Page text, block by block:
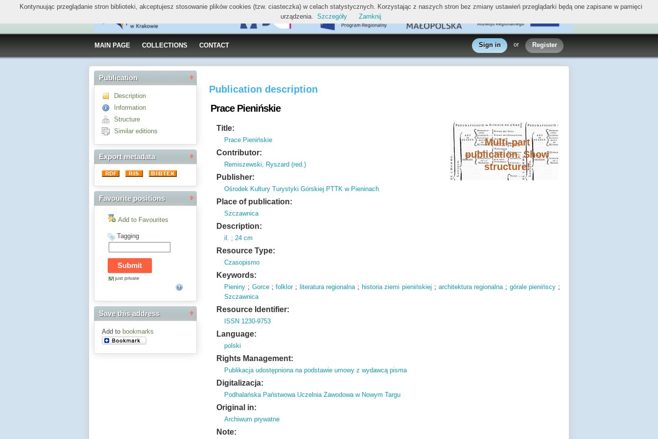
MAIN PAGE COLLECTIONS CONTACT Sign in or Register
Publication
Description
Information
Structure
Similar editions
Export metadata
Favourite positions
Add to Favourites
Tagging
just private
Save this address
Add to bookmarks
Publication description
Prace Pienińskie
Multi-part
publication. Show
structure!
Title:
Prace Pienińskie
Contributor:
Remiszewski, Ryszard (red.)
Publisher:
Ośrodek Kultury Turystyki Górskiej PTTK w Pieninach
Place of publication:
Szczawnica
Description:
il. ; 24 cm
Resource Type:
Czasopismo
Keywords:
Pieniny ; Gorce;folklor; literatura regionalna; historia ziemi pienińskiej ; architektura regionalna; górale pienińscy ;
Szczawnica
Resource Identifier:
ISSN 1230-9753
Language:
polski
Rights Management:
Publikacja udostępniona na podstawie umowy z wydawcą pisma
Digitalizacja:
Podhalańska Państwowa Uczelnia Zawodowa w Nowym Targu
Original in:
Archiwum prywatne
Note:
Kontynuując przeglądanie stron biblioteki, akceptujesz stosowanie plików cookies (tzw. ciasteczka) w celach statystycznych. Korzystając z naszych stron bez zmiany ustawień przeglądarki będą one zapisane w pamięci
urządzenia. Szczegóły Zamknij